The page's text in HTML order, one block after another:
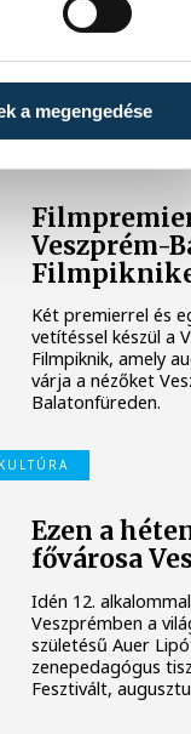
a megengedése
A magyar
előadói lépnek fel
között, a lovasi
rendezett
Veszprém-
Két premierrel és
vetítéssel készül a
Filmpiknik, amely
várja a nézőket
Balatonfüreden.
KULTÚRA
Ezen a
fővárosa
Idén 12.
Veszprémben a
születésű Auer
zenepedagógus
Fesztivált,